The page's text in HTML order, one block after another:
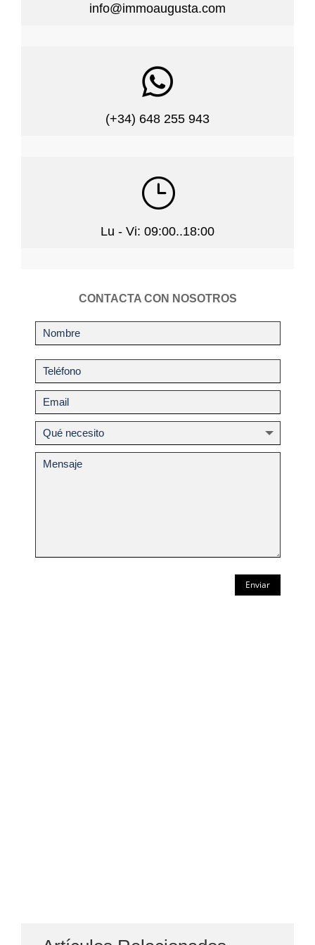
info@immoaugusta.com

(+34) 648 255 943
}
Lu - Vi: 09:00..18:00
CONTACTA CON NOSOTROS
Enviar